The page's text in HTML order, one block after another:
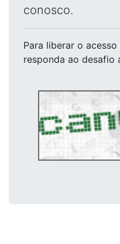
conosco.
Para liberar o acesso
responda ao desafio